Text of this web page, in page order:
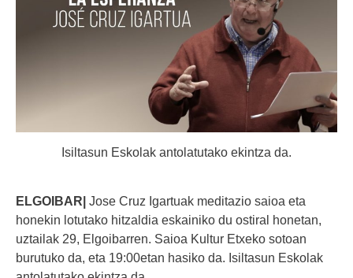
Isiltasun Eskolak antolatutako ekintza da.
ELGOIBAR| Jose Cruz Igartuak meditazio saioa eta
honekin lotutako hitzaldia eskainiko du ostiral honetan,
uztailak 29, Elgoibarren. Saioa Kultur Etxeko sotoan
burutuko da, eta 19:00etan hasiko da. Isiltasun Eskolak